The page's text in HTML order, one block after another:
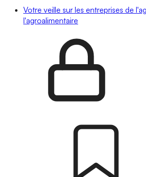
Votre veille sur les entreprises de
l'agroalimentaire